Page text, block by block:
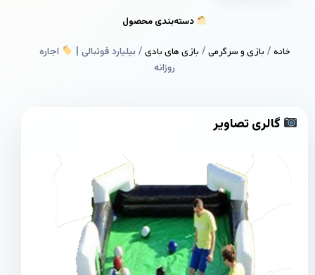
دسته‌بندی محصول
خانه/ بازی و سرگرمی/ بازی های بادی/ بیلیارد فوتبالی |
اجاره
روزانه
گالری تصاویر